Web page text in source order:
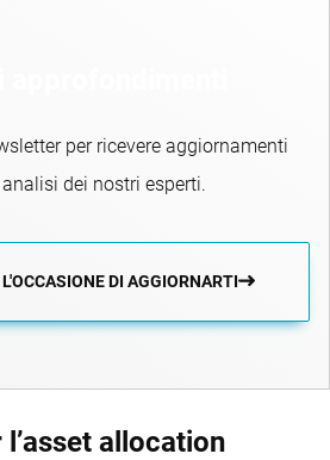
per ricevere aggiornamenti
dei nostri esperti.
DI AGGIORNARTI
allocation